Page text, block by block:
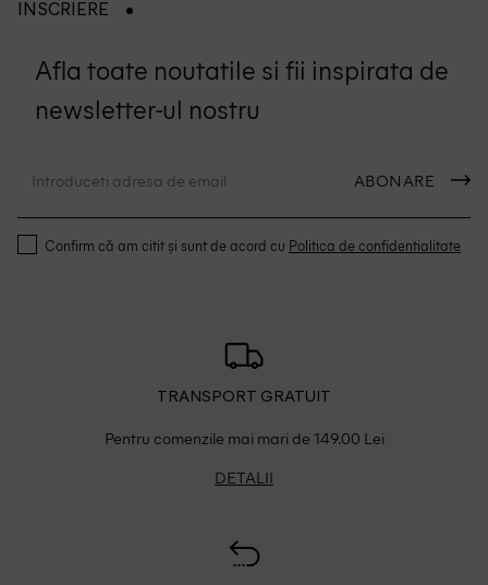
INSCRIERE
Afla toate noutatile si fii inspirata de
newsletter-ul nostru
ABONARE
Confirm că am citit și sunt de acord cu Politica de confidentialitate
TRANSPORT GRATUIT
Pentru comenzile mai mari de 149.00 Lei
DETALII